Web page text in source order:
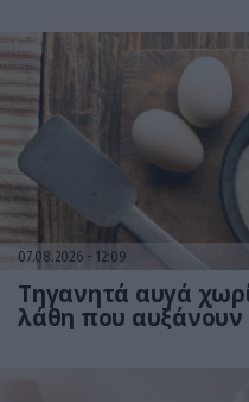
07.08.2026 12:09
Τηγανητά αυγά
λάθη που αυξάνουν